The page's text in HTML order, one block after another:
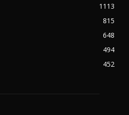
1113
815
648
494
452